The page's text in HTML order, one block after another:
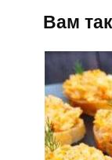
Вам